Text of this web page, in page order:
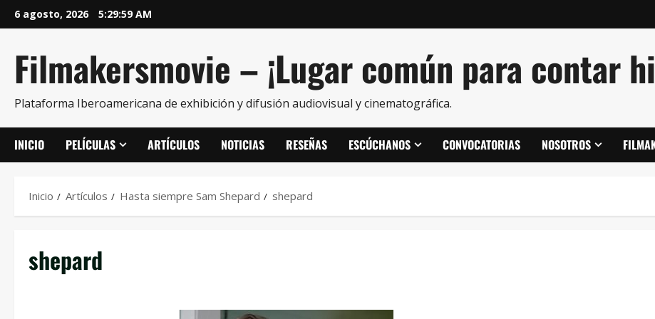
6 agosto, 2026 5:30:00 AM
Filmakersmovie – ¡Lugar común para contar
Plataforma Iberoamericana de exhibición y difusión audiovisual y cinematográfica.
INICIO PELÍCULAS ARTÍCULOS NOTICIAS RESEÑAS ESCÚCHANOS CONVOCATORIAS NOSOTROS
Inicio Artículos Hasta siempre Sam Shepard shepard
shepard